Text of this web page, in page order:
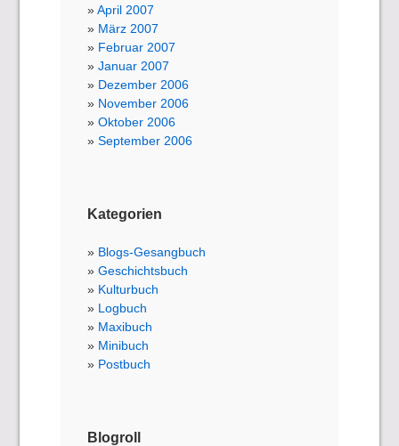
April 2007
März 2007
Februar 2007
Januar 2007
Dezember 2006
November 2006
Oktober 2006
September 2006
Kategorien
Blogs-Gesangbuch
Geschichtsbuch
Kulturbuch
Logbuch
Maxibuch
Minibuch
Postbuch
Blogroll